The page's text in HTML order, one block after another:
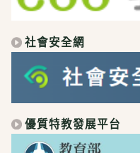
社會安全網
優質特教發展平台